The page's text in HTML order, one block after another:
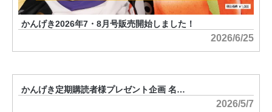
かんげき2026年7・8月号販売開始しました！
2026/6/25
かんげき定期購読者様プレゼント企画 名…
2026/5/7